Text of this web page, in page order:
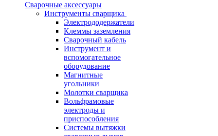
Сварочные аксессуары
Инструменты сварщика
Электрододержатели
Клеммы заземления
Сварочный кабель
Инструмент и
вспомогательное
оборудование
Магнитные
угольники
Молотки сварщика
Вольфрамовые
электроды и
приспособления
Системы вытяжки